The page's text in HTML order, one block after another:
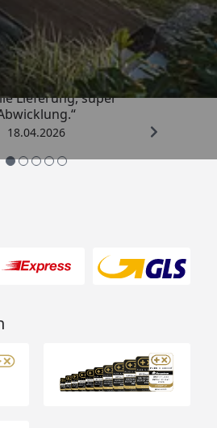
Shops
5,00/ 5
Lieferung, super
18.04.2026